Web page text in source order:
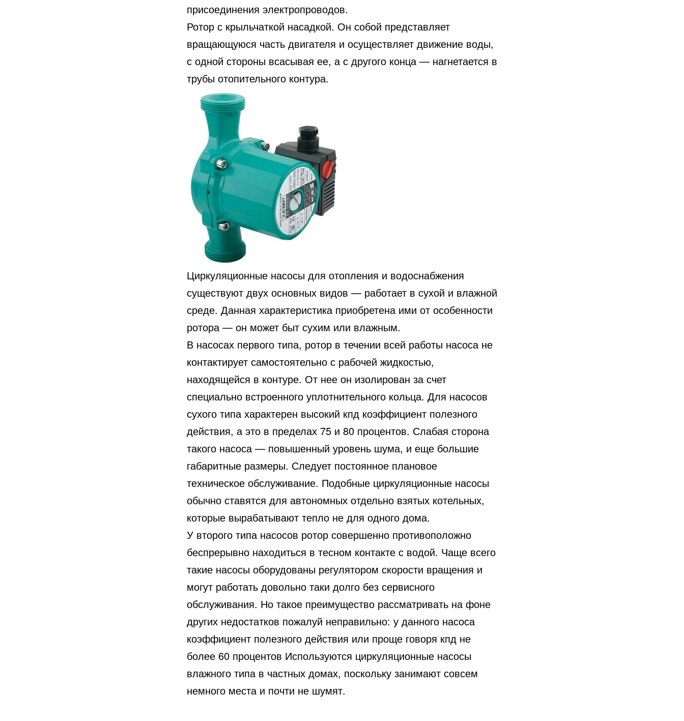
присоединения электропроводов.
Ротор с крыльчаткой насадкой. Он собой представляет
вращающуюся часть двигателя и осуществляет движение воды,
с одной стороны всасывая ее, а с другого конца — нагнетается в
трубы отопительного контура.
Циркуляционные насосы для отопления и водоснабжения
существуют двух основных видов — работает в сухой и влажной
среде. Данная характеристика приобретена ими от особенности
ротора — он может быт сухим или влажным.
В насосах первого типа, ротор в течении всей работы насоса не
контактирует самостоятельно с рабочей жидкостью,
находящейся в контуре. От нее он изолирован за счет
специально встроенного уплотнительного кольца. Для насосов
сухого типа характерен высокий кпд коэффициент полезного
действия, а это в пределах 75 и 80 процентов. Слабая сторона
такого насоса — повышенный уровень шума, и еще большие
габаритные размеры. Следует постоянное плановое
техническое обслуживание. Подобные циркуляционные насосы
обычно ставятся для автономных отдельно взятых котельных,
которые вырабатывают тепло не для одного дома.
У второго типа насосов ротор совершенно противоположно
беспрерывно находиться в тесном контакте с водой. Чаще всего
такие насосы оборудованы регулятором скорости вращения и
могут работать довольно таки долго без сервисного
обслуживания. Но такое преимущество рассматривать на фоне
других недостатков пожалуй неправильно: у данного насоса
коэффициент полезного действия или проще говоря кпд не
более 60 процентов Используются циркуляционные насосы
влажного типа в частных домах, поскольку занимают совсем
немного места и почти не шумят.